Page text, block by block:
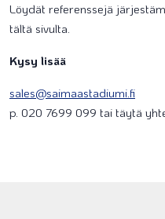
Löydät referenssejä
tältä sivulta.
Kysy lisää
sales@saimaastadiumi.fi
p. 020 7699 099 tai täytä